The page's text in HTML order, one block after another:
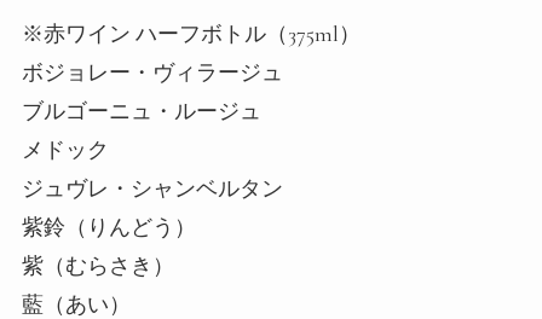
※赤ワイン ハーフボトル（375ml）
ボジョレー・ヴィラージュ
ブルゴーニュ・ルージュ
メドック
ジュヴレ・シャンベルタン
紫鈴（りんどう）
紫（むらさき）
藍（あい）